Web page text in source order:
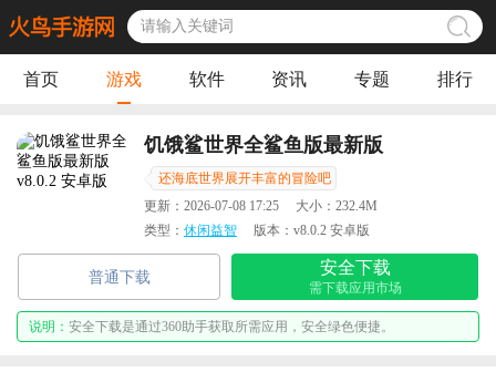
首页 游戏 软件 资讯 专题 排行
饥饿鲨世界全鲨鱼版最新版
还海底世界展开丰富的冒险吧
更新： 2026-07-08 17:25 大小： 232.4M
类型： 休闲益智 版本： v8.0.2 安卓版
普通下载
安全下载
需下载应用市场
说明： 安全下载是通过360助手获取所需应用，安全绿色便捷。